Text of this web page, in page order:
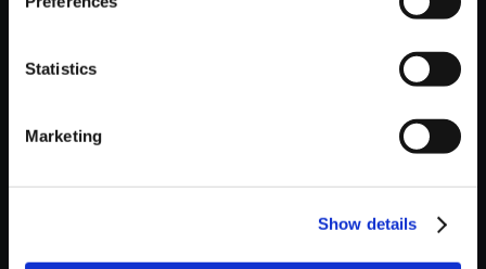
Statistics
Marketing
Show details
【単曲】